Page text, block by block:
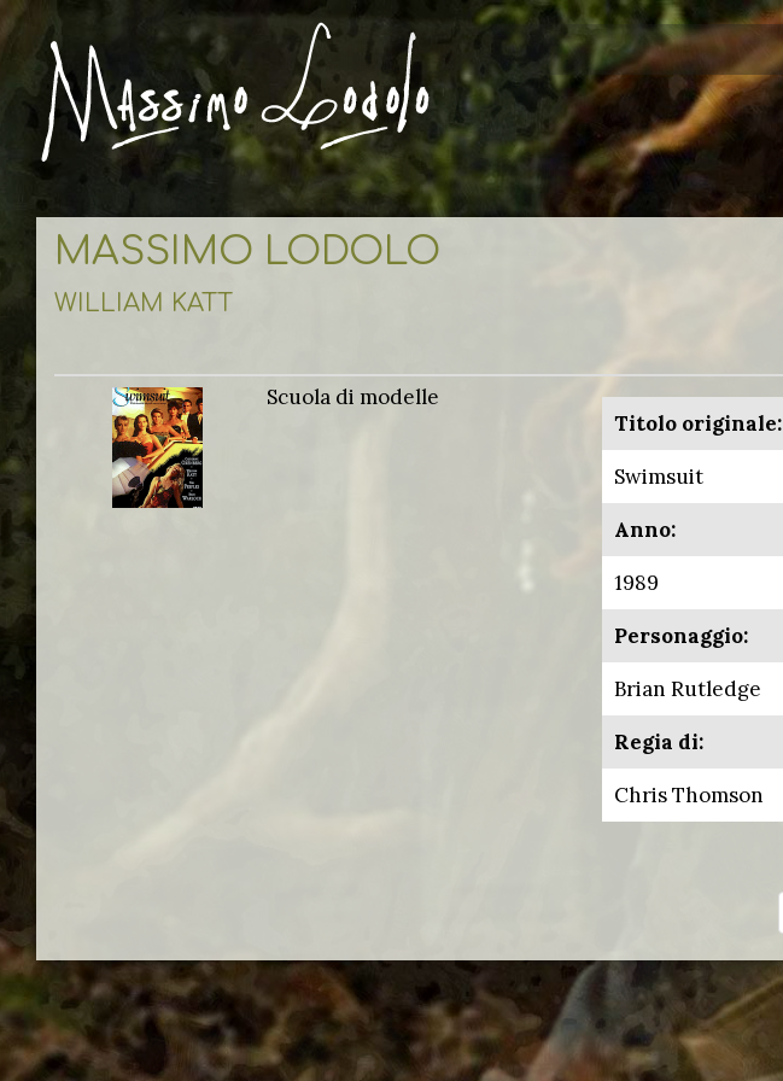
MASSIMO LODOLO
WILLIAM KATT
Scuola di modelle
Titolo originale:
Swimsuit
Anno:
1989
Personaggio:
Brian Rutledge
Regia di:
Chris Thomson